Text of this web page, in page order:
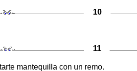
10
11
mantequilla con un remo.